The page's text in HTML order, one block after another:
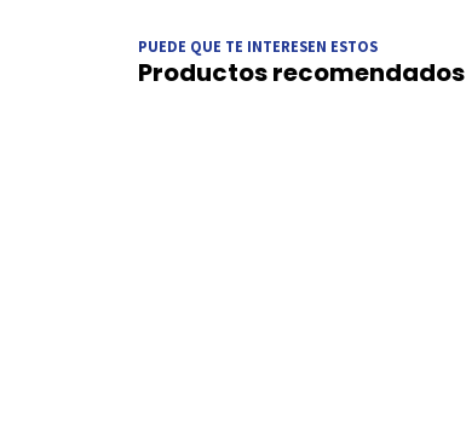
PUEDE QUE TE INTERESEN ESTOS
Productos recomendados